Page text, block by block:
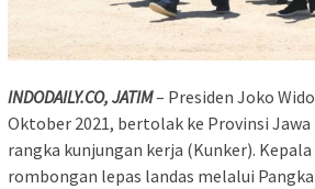
INDODAILY.CO, JATIM– Presiden Joko
Oktober 2021, bertolak ke Provinsi
rangka kunjungan kerja (Kunker).
rombongan lepas landas melalui